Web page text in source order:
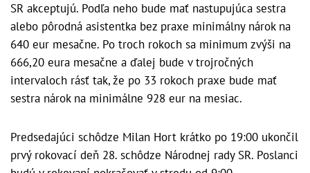
SR akceptujú. Podľa neho bude mať nastupujúca sestra
alebo pôrodná asistentka bez praxe minimálny nárok na
640 eur mesačne. Po troch rokoch sa minimum zvýši na
666,20 eura mesačne a ďalej bude v trojročných
intervaloch rásť tak, že po 33 rokoch praxe bude mať
sestra nárok na minimálne 928 eur na mesiac.
Predsedajúci schôdze Milan Hort krátko po 19:00 ukončil
prvý rokovací deň 28. schôdze Národnej rady SR. Poslanci